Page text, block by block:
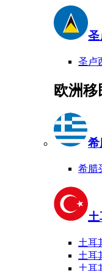
圣
圣卢
欧洲移
希
希腊
土
土耳
土耳
土耳